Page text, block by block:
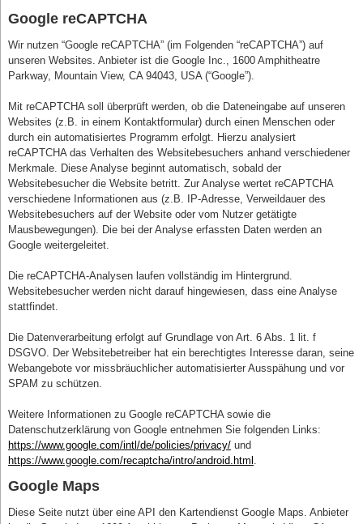
Google reCAPTCHA
Wir nutzen “Google reCAPTCHA” (im Folgenden “reCAPTCHA”) auf
unseren Websites. Anbieter ist die Google Inc., 1600 Amphitheatre
Parkway, Mountain View, CA 94043, USA (“Google”).
Mit reCAPTCHA soll überprüft werden, ob die Dateneingabe auf unseren
Websites (z.B. in einem Kontaktformular) durch einen Menschen oder
durch ein automatisiertes Programm erfolgt. Hierzu analysiert
reCAPTCHA das Verhalten des Websitebesuchers anhand verschiedener
Merkmale. Diese Analyse beginnt automatisch, sobald der
Websitebesucher die Website betritt. Zur Analyse wertet reCAPTCHA
verschiedene Informationen aus (z.B. IP-Adresse, Verweildauer des
Websitebesuchers auf der Website oder vom Nutzer getätigte
Mausbewegungen). Die bei der Analyse erfassten Daten werden an
Google weitergeleitet.
Die reCAPTCHA-Analysen laufen vollständig im Hintergrund.
Websitebesucher werden nicht darauf hingewiesen, dass eine Analyse
stattfindet.
Die Datenverarbeitung erfolgt auf Grundlage von Art. 6 Abs. 1 lit. f
DSGVO. Der Websitebetreiber hat ein berechtigtes Interesse daran, seine
Webangebote vor missbräuchlicher automatisierter Ausspähung und vor
SPAM zu schützen.
Weitere Informationen zu Google reCAPTCHA sowie die
Datenschutzerklärung von Google entnehmen Sie folgenden Links:
https://www.google.com/intl/de/policies/privacy/und
https://www.google.com/recaptcha/intro/android.html
Google Maps
Diese Seite nutzt über eine API den Kartendienst Google Maps. Anbieter